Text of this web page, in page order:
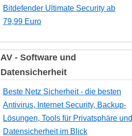
Bitdefender Ultimate Security ab
79,99 Euro
AV - Software und
Datensicherheit
Beste Netz Sicherheit - die besten
Antivirus, Internet Security, Backup-
Lösungen, Tools für Privatsphäre und
Datensicherheit im Blick